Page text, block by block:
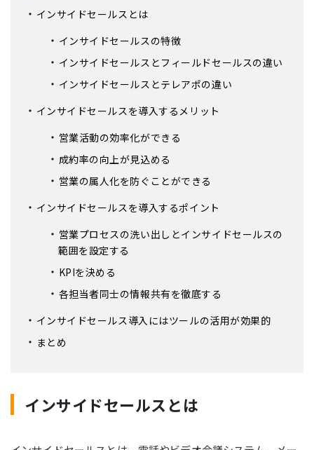
インサイドセールスとは
インサイドセールスの特徴
インサイドセールスとフィールドセールスの違い
インサイドセールスとテレアポの違い
インサイドセールスを導入するメリット
営業活動の効率化ができる
成約率の向上が見込める
営業の属人化を防ぐことができる
インサイドセールスを導入するポイント
営業プロセスの洗い出しとインサイドセールスの
範囲を設定する
KPIを決める
各担当者同士の情報共有を徹底する
インサイドセールス導入にはツールの活用が効果的
まとめ
インサイドセールスとは